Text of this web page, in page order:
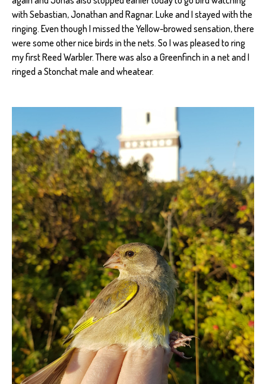
with Sebastian, Jonathan and Ragnar. Luke and I stayed with the
ringing. Even though I missed the Yellow-browed sensation, there
were some other nice birds in the nets. So I was pleased to ring
my first Reed Warbler. There was also a Greenfinch in a net and I
ringed a Stonchat male and wheatear.